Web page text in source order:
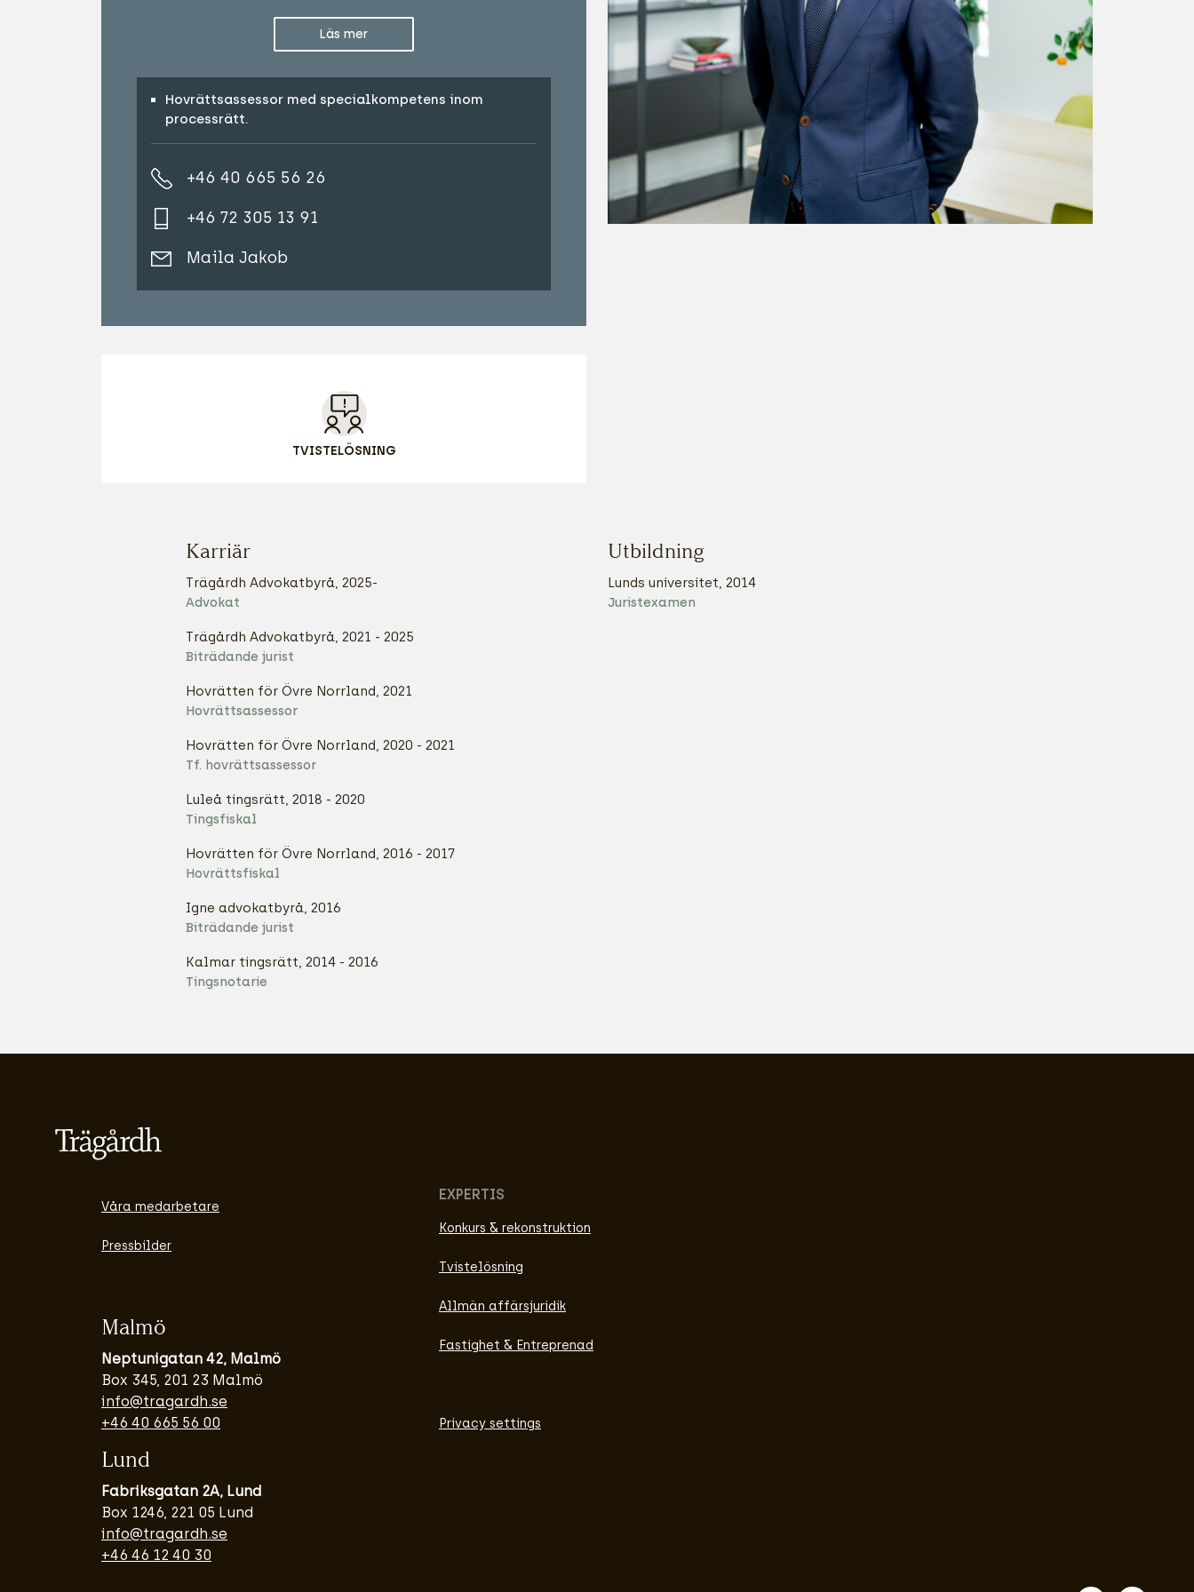
Läs mer
Hovrättsassessor med specialkompetens inom
processrätt.
+46 40 665 56 26
+46 72 305 13 91
Maila Jakob
TVISTELÖSNING
Karriär
Trägårdh Advokatbyrå, 2025-
Advokat
Trägårdh Advokatbyrå, 2021 - 2025
Biträdande jurist
Hovrätten för Övre Norrland, 2021
Hovrättsassessor
Hovrätten för Övre Norrland, 2020 - 2021
Tf. hovrättsassessor
Luleå tingsrätt, 2018 - 2020
Tingsfiskal
Hovrätten för Övre Norrland, 2016 - 2017
Hovrättsfiskal
Igne advokatbyrå, 2016
Biträdande jurist
Kalmar tingsrätt, 2014 - 2016
Tingsnotarie
Utbildning
Lunds universitet, 2014
Juristexamen
Våra medarbetare
Pressbilder
Malmö
Neptunigatan 42, Malmö
Box 345, 201 23 Malmö
info@tragardh.se
+46 40 665 56 00
Lund
Fabriksgatan 2A, Lund
Box 1246, 221 05 Lund
info@tragardh.se
+46 46 12 40 30
EXPERTIS
Konkurs & rekonstruktion
Tvistelösning
Allmän affärsjuridik
Fastighet & Entreprenad
Privacy settings